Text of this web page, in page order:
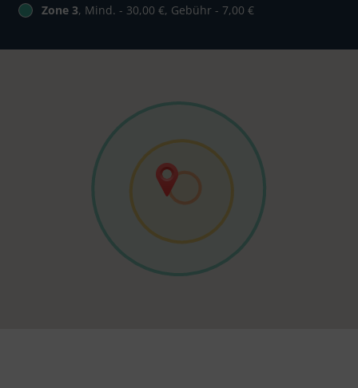
Zone 3, Mind. - 30,00 €, Gebühr - 7,00 €